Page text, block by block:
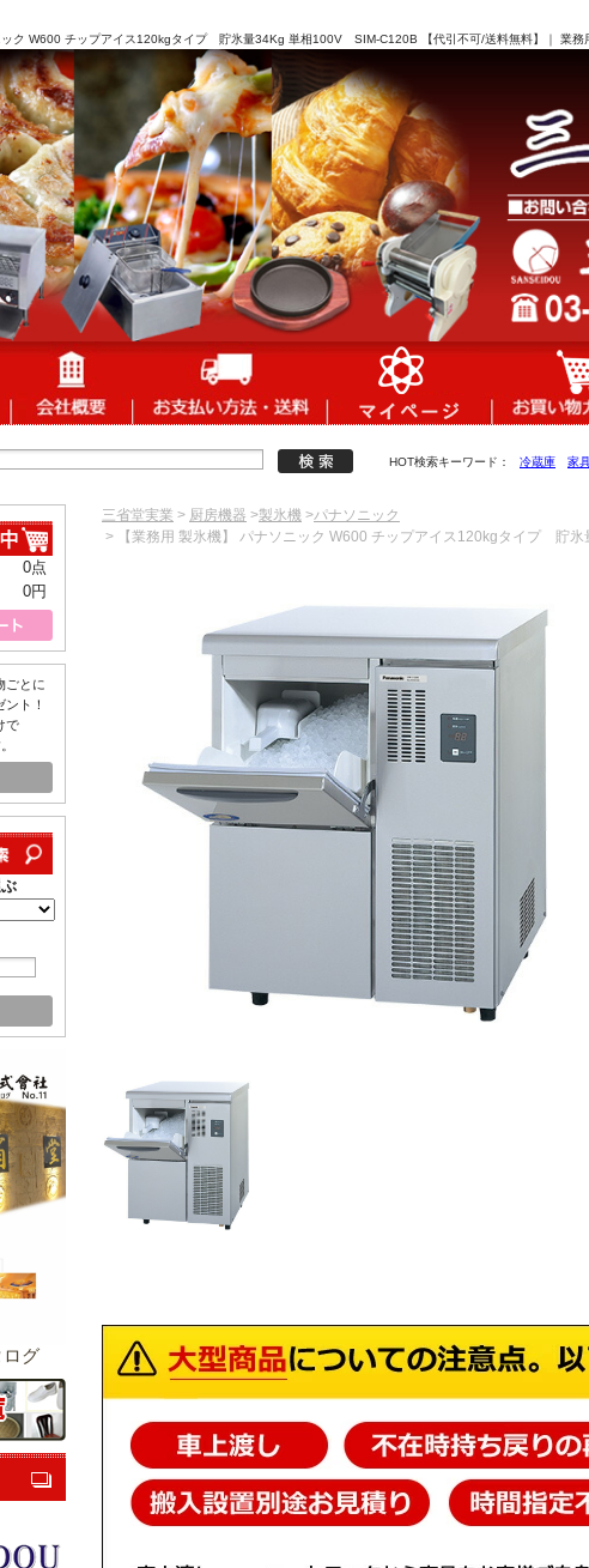
ック W600 チップアイス120kgタイプ 貯氷量34Kg 単相100V SIM-C120B 【代引不可/送料無料】｜ 業務
HOT検索キーワード： 冷蔵庫 家
三省堂実業 > 厨房機器 >製氷機 >パナソニック
> 【業務用 製氷機】 パナソニック W600 チップアイス120kgタイプ 貯
0点
0円
ごとに
ト！
で
グ